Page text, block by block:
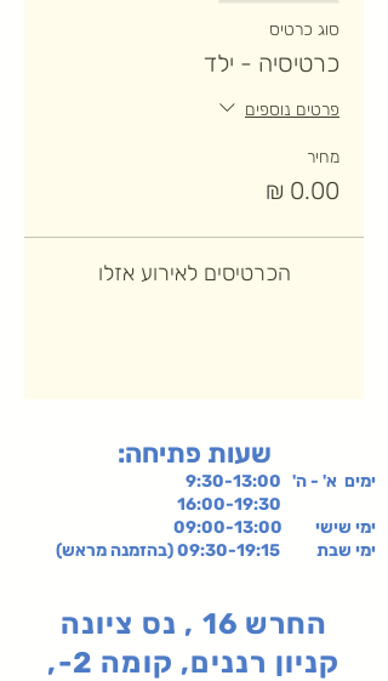
סוג כרטיס
כרטיסיה - ילד
פרטים נוספים
מחיר
הכרטיסים לאירוע אזלו
:שעות פתיחה
ימים א' - ה' 9:30-13:00
ימי שישי 09:00-13:00
ימי שבת 09:30-19:15 (בהזמנה מראש)
החרש 16 , נס ציונה
קניון רננים, קומה 2-,